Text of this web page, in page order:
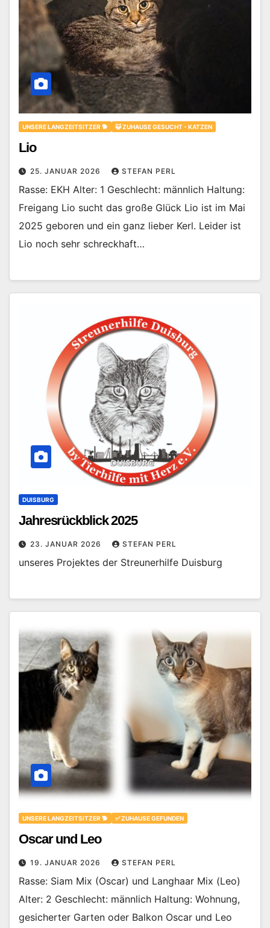
UNSERE LANGZEITSITZER 🐕 😺 ZUHAUSE GESUCHT - KATZEN
Lio
25. JANUAR 2026 STEFAN PERL
Rasse: EKH Alter: 1 Geschlecht: männlich Haltung:
Freigang Lio sucht das große Glück Lio ist im Mai
2025 geboren und ein ganz lieber Kerl. Leider ist
Lio noch sehr schreckhaft…
DUISBURG
Jahresrückblick 2025
23. JANUAR 2026 STEFAN PERL
unseres Projektes der Streunerhilfe Duisburg
UNSERE LANGZEITSITZER 🐕 ✅ ZUHAUSE GEFUNDEN
Oscar und Leo
19. JANUAR 2026 STEFAN PERL
Rasse: Siam Mix (Oscar) und Langhaar Mix (Leo)
Alter: 2 Geschlecht: männlich Haltung: Wohnung,
gesicherter Garten oder Balkon Oscar und Leo